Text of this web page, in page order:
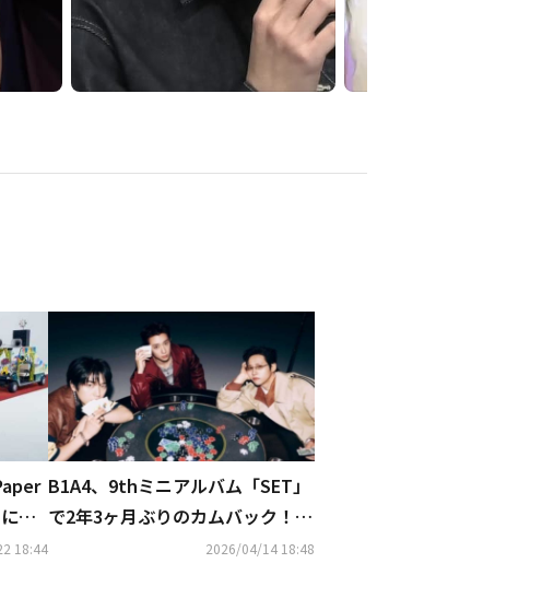
韓
定
18:44
B1A4、9thミニアルバム「SET」
で2年3ヶ月ぶりのカムバック！独
立後初のアルバムに期待2026/04/14 18:48